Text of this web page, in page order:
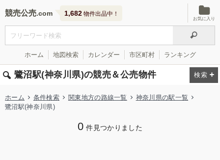
競売公売 1,682 物件出品中！
お気に入り
ホーム 地図検索 カレンダー 市区町村 ランキング
鷺沼駅(神奈川県)の競売＆公売物件
ホーム 条件検索 関東地方の路線一覧
神奈川県の駅一覧
鷺沼駅(神奈川県)
0 件見つかりました